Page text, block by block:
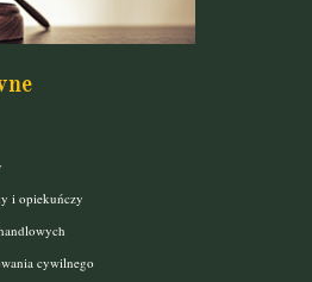
i opiekuńczy
cywilnego